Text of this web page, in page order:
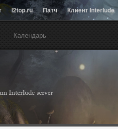
l2top.ru Патч Клиент Interlude
Календарь